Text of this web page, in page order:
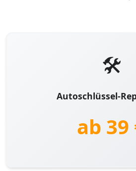
🛠️
Autoschlüssel-
ab 39